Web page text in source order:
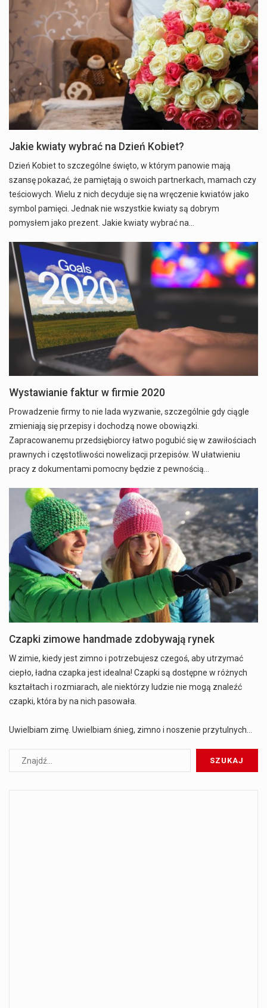
Jakie kwiaty wybrać na Dzień Kobiet?
Dzień Kobiet to szczególne święto, w którym panowie mają
szansę pokazać, że pamiętają o swoich partnerkach, mamach czy
teściowych. Wielu z nich decyduje się na wręczenie kwiatów jako
symbol pamięci. Jednak nie wszystkie kwiaty są dobrym
pomysłem jako prezent. Jakie kwiaty wybrać na…
Wystawianie faktur w firmie 2020
Prowadzenie firmy to nie lada wyzwanie, szczególnie gdy ciągle
zmieniają się przepisy i dochodzą nowe obowiązki.
Zapracowanemu przedsiębiorcy łatwo pogubić się w zawiłościach
prawnych i częstotliwości nowelizacji przepisów. W ułatwieniu
pracy z dokumentami pomocny będzie z pewnością…
Czapki zimowe handmade zdobywają rynek
W zimie, kiedy jest zimno i potrzebujesz czegoś, aby utrzymać
ciepło, ładna czapka jest idealna! Czapki są dostępne w różnych
kształtach i rozmiarach, ale niektórzy ludzie nie mogą znaleźć
czapki, która by na nich pasowała.
Uwielbiam zimę. Uwielbiam śnieg, zimno i noszenie przytulnych…